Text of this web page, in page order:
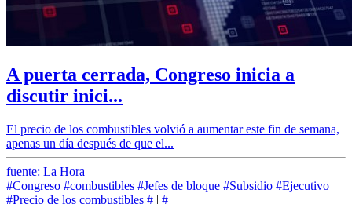
A puerta cerrada, Congreso inicia a
discutir inici...
El precio de los combustibles volvió a aumentar este fin de semana,
apenas un día después de que el...
fuente: La Hora
#Congreso #combustibles #Jefes de bloque #Subsidio #Ejecutivo
#Precio de los combustibles # | #